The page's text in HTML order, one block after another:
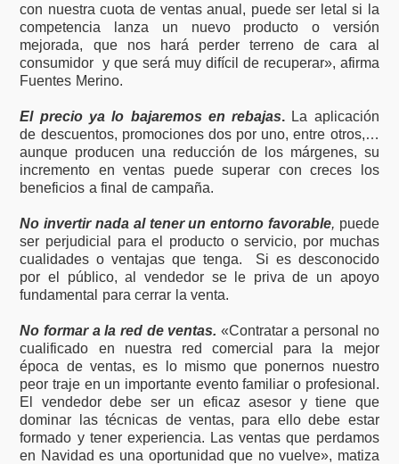
con nuestra cuota de ventas anual, puede ser letal si la
competencia lanza un nuevo producto o versión
mejorada, que nos hará perder terreno de cara al
consumidor y que será muy difícil de recuperar», afirma
Fuentes Merino.
El precio ya lo bajaremos en rebajas. La aplicación
de descuentos, promociones dos por uno, entre otros,…
aunque producen una reducción de los márgenes, su
incremento en ventas puede superar con creces los
beneficios a final de campaña.
No invertir nada al tener un entorno favorable, puede
ser perjudicial para el producto o servicio, por muchas
cualidades o ventajas que tenga. Si es desconocido
por el público, al vendedor se le priva de un apoyo
fundamental para cerrar la venta.
No formar a la red de ventas. «Contratar a personal no
cualificado en nuestra red comercial para la mejor
época de ventas, es lo mismo que ponernos nuestro
peor traje en un importante evento familiar o profesional.
El vendedor debe ser un eficaz asesor y tiene que
dominar las técnicas de ventas, para ello debe estar
formado y tener experiencia. Las ventas que perdamos
en Navidad es una oportunidad que no vuelve», matiza